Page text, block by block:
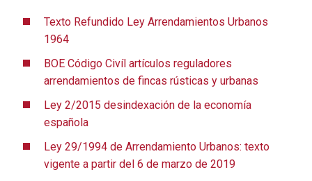
Texto Refundido Ley Arrendamientos Urbanos
1964
BOE Código Civíl artículos reguladores
arrendamientos de fincas rústicas y urbanas
Ley 2/2015 desindexación de la economía
española
Ley 29/1994 de Arrendamiento Urbanos: texto
vigente a partir del 6 de marzo de 2019